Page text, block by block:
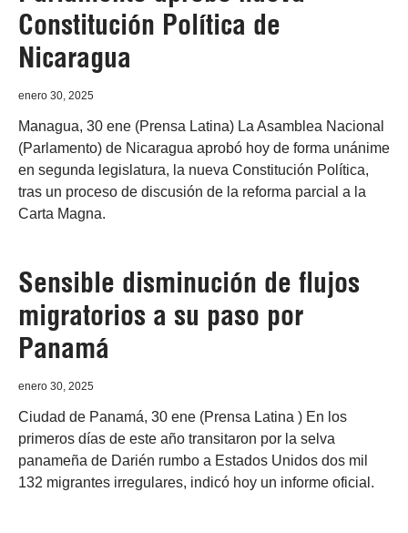
Constitución Política de
Nicaragua
enero 30, 2025
Managua, 30 ene (Prensa Latina) La Asamblea Nacional
(Parlamento) de Nicaragua aprobó hoy de forma unánime
en segunda legislatura, la nueva Constitución Política,
tras un proceso de discusión de la reforma parcial a la
Carta Magna.
Sensible disminución de flujos
migratorios a su paso por
Panamá
enero 30, 2025
Ciudad de Panamá, 30 ene (Prensa Latina ) En los
primeros días de este año transitaron por la selva
panameña de Darién rumbo a Estados Unidos dos mil
132 migrantes irregulares, indicó hoy un informe oficial.